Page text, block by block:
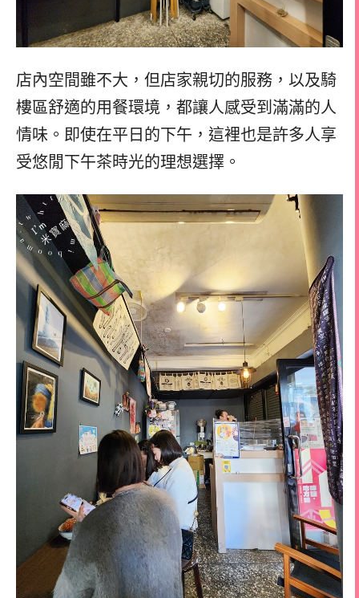
店內空間雖不大，但店家親切的服務，以及騎
樓區舒適的用餐環境，都讓人感受到滿滿的人
情味。即使在平日的下午，這裡也是許多人享
受悠閒下午茶時光的理想選擇。